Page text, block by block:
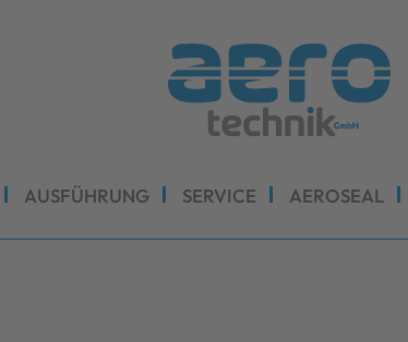
AUSFÜHRUNG SERVICE AEROSEAL